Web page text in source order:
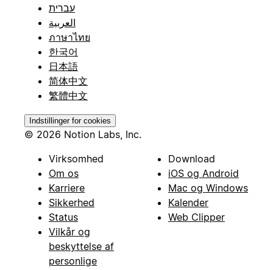
עברית
العربية
ภาษาไทย
한국어
日本語
简体中文
繁體中文
Indstillinger for cookies
© 2026 Notion Labs, Inc.
Virksomhed
Om os
Karriere
Sikkerhed
Status
Vilkår og
beskyttelse af
personlige
Download
iOS og Android
Mac og Windows
Kalender
Web Clipper